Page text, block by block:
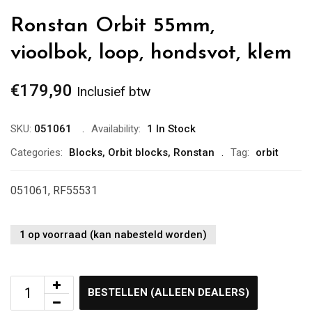
Ronstan Orbit 55mm,
vioolbok, loop, hondsvot, klem
€179,90 Inclusief btw
SKU: 051061 Availability:
1 In Stock
Categories:
Blocks, Orbit blocks, Ronstan Tag: orbit
051061, RF55531
1 op voorraad (kan nabesteld worden)
BESTELLEN (ALLEEN DEALERS)